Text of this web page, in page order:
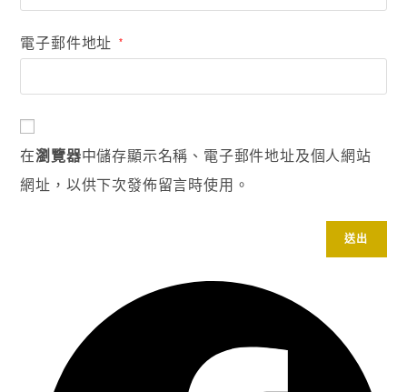
電子郵件地址 *
在瀏覽器中儲存顯示名稱、電子郵件地址及個人網站
網址，以供下次發佈留言時使用。